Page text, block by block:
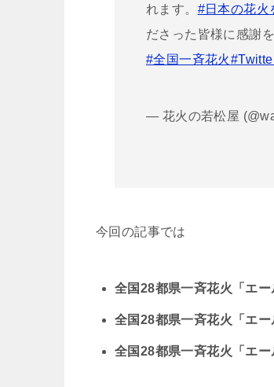
れます。 #日本の花火
ださった皆様に感謝
#全国一斉花火
— 花火の若松屋
今回の記事では
全国28都県一斉花火「エ
全国28都県一斉花火「エ
全国28都県一斉花火「エ